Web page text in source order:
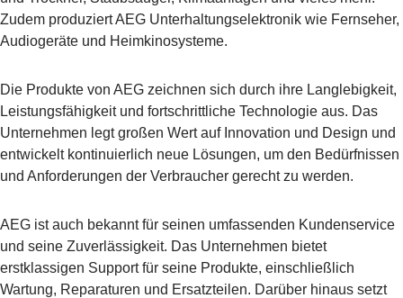
Zudem produziert AEG Unterhaltungselektronik wie Fernseher,
Audiogeräte und Heimkinosysteme.
Die Produkte von AEG zeichnen sich durch ihre Langlebigkeit,
Leistungsfähigkeit und fortschrittliche Technologie aus. Das
Unternehmen legt großen Wert auf Innovation und Design und
entwickelt kontinuierlich neue Lösungen, um den Bedürfnissen
und Anforderungen der Verbraucher gerecht zu werden.
AEG ist auch bekannt für seinen umfassenden Kundenservice
und seine Zuverlässigkeit. Das Unternehmen bietet
erstklassigen Support für seine Produkte, einschließlich
Wartung, Reparaturen und Ersatzteilen. Darüber hinaus setzt